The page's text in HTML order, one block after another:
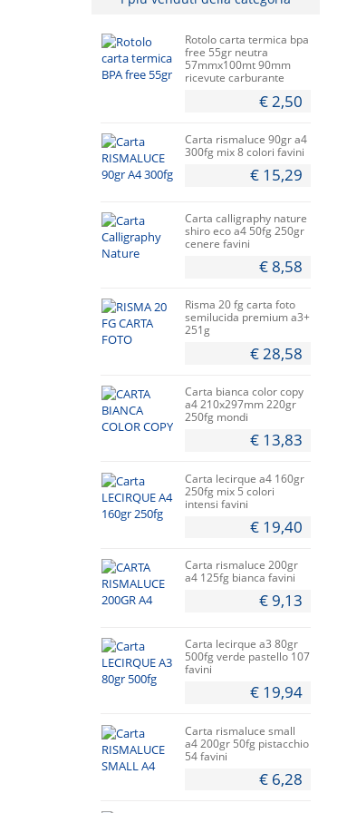
Rotolo carta termica bpa
free 55gr neutra
57mmx100mt 90mm
ricevute carburante
€ 2,50
Carta rismaluce 90gr a4
300fg mix 8 colori favini
€ 15,29
Carta calligraphy nature
shiro eco a4 50fg 250gr
cenere favini
€ 8,58
Risma 20 fg carta foto
semilucida premium a3+
251g
€ 28,58
Carta bianca color copy
a4 210x297mm 220gr
250fg mondi
€ 13,83
Carta lecirque a4 160gr
250fg mix 5 colori
intensi favini
€ 19,40
Carta rismaluce 200gr
a4 125fg bianca favini
€ 9,13
Carta lecirque a3 80gr
500fg verde pastello 107
favini
€ 19,94
Carta rismaluce small
a4 200gr 50fg pistacchio
54 favini
€ 6,28